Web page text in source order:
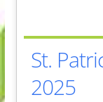
St.
2025